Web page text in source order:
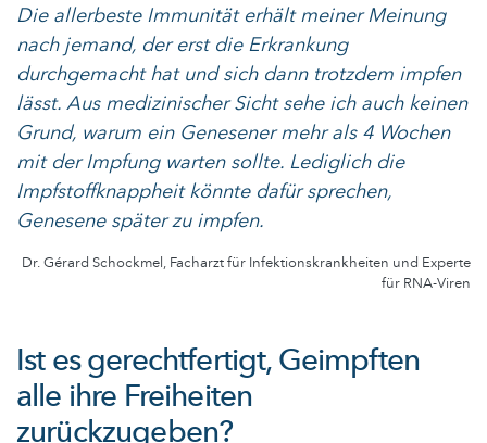
Die allerbeste Immunität erhält meiner Meinung
nach jemand, der erst die Erkrankung
durchgemacht hat und sich dann trotzdem impfen
lässt. Aus medizinischer Sicht sehe ich auch keinen
Grund, warum ein Genesener mehr als 4 Wochen
mit der Impfung warten sollte. Lediglich die
Impfstoffknappheit könnte dafür sprechen,
Genesene später zu impfen.
Dr. Gérard Schockmel, Facharzt für Infektionskrankheiten und Experte
für RNA-Viren
Ist es gerechtfertigt, Geimpften
alle ihre Freiheiten
zurückzugeben?